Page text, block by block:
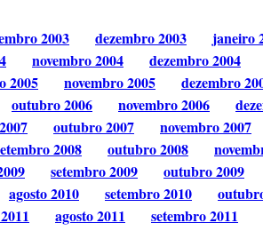
2003 dezembro 2003 janeiro
novembro 2004 dezembro 2004
2005 novembro 2005 dezembro
outubro 2006 novembro 2006
outubro 2007 novembro 2007
2008 outubro 2008
setembro 2009 outubro 2009
agosto 2010 setembro 2010
agosto 2011 setembro 2011